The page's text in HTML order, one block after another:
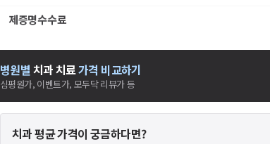
제증명수수료
병원별 치과치료가격 비교하기
심평원가, 이벤트가, 모두닥 리뷰가 등
치과평균 가격이 궁금하다면?